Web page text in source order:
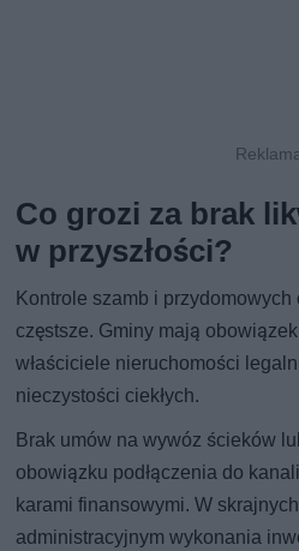
Co grozi za brak
w przyszłości?
Kontrole szamb i
częstsze. Gminy mają
właściciele nieruchomości
nieczystości ciekłych.
Brak umów na wywóz ścieków
obowiązku podłączenia do
karami finansowymi. W
administracyjnym wykonania